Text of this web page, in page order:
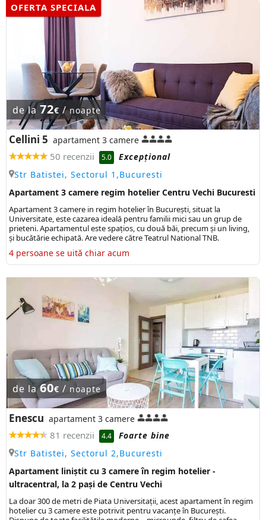
OFERTA SPECIALA
de la72€ /noapte
Cellini 5 apartament 3 camere
50 recenzii 5.0
Excepţional
Str Batistei, Sectorul 1,Bucuresti
Apartament 3 camere regim hotelier Centru Vechi Bucuresti
Apartament 3 camere in regim hotelier în București, situat la
Universitate, este cazarea ideală pentru familii mici sau un grup de
prieteni. Apartamentul este spațios, cu două băi, precum și un living,
și bucătărie echipată. Are vedere către Teatrul National TNB.
4 persoane se uită chiar acum
de la60€ / noapte
Enescu apartament 3 camere
81 recenzii 4.4
Foarte bine
Str Batistei, Sectorul 2,Bucuresti
Apartament liniștit cu 3 camere în regim hotelier -
ultracentral, la 2 pași de Centru Vechi
La doar 300 de metri de Piata Universitații, acest apartament în regim
hotelier cu 3 camere este potrivit pentru vacanțe în București.